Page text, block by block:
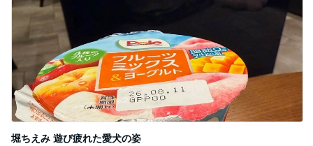
堀ちえみ 遊び疲れた愛犬の姿